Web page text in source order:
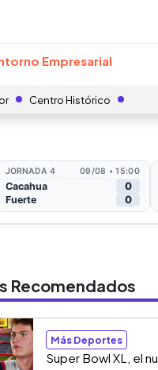
Empresarial
Centro Histórico
Recomendados
Más Deportes
Super Bowl XL, el